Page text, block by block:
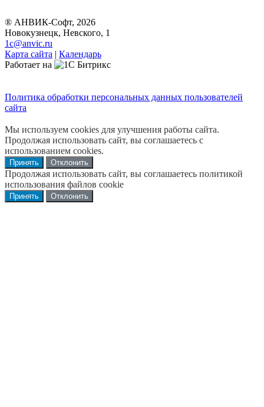
® АНВИК-Софт, 2026
Новокузнецк, Невского, 1
1c@anvic.ru
Карта сайта | Календарь
Работает на
Политика обработки персональных данных пользователей
сайта
Мы используем cookies для улучшения работы сайта.
Продолжая использовать сайт, вы соглашаетесь с
использованием cookies.
Принять Отклонить
Продолжая использовать сайт, вы соглашаетесь политикой
использования файлов cookie
Принять Отклонить